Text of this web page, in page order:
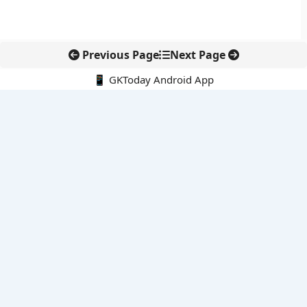
Previous Page Next Page
📱 GKToday Android App